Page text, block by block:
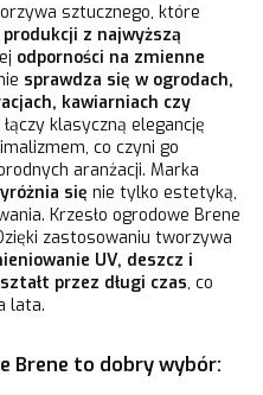
sztucznego, które
z najwyższą
odporności na zmienne
sprawdza się w ogrodach,
kawiarniach czy
klasyczną elegancję
co czyni go
aranżacji. Marka
się nie tylko estetyką,
Krzesło ogrodowe Brene
zastosowaniu tworzywa
UV, deszcz i
przez długi czas, co
lata.
Brene to dobry wybór: